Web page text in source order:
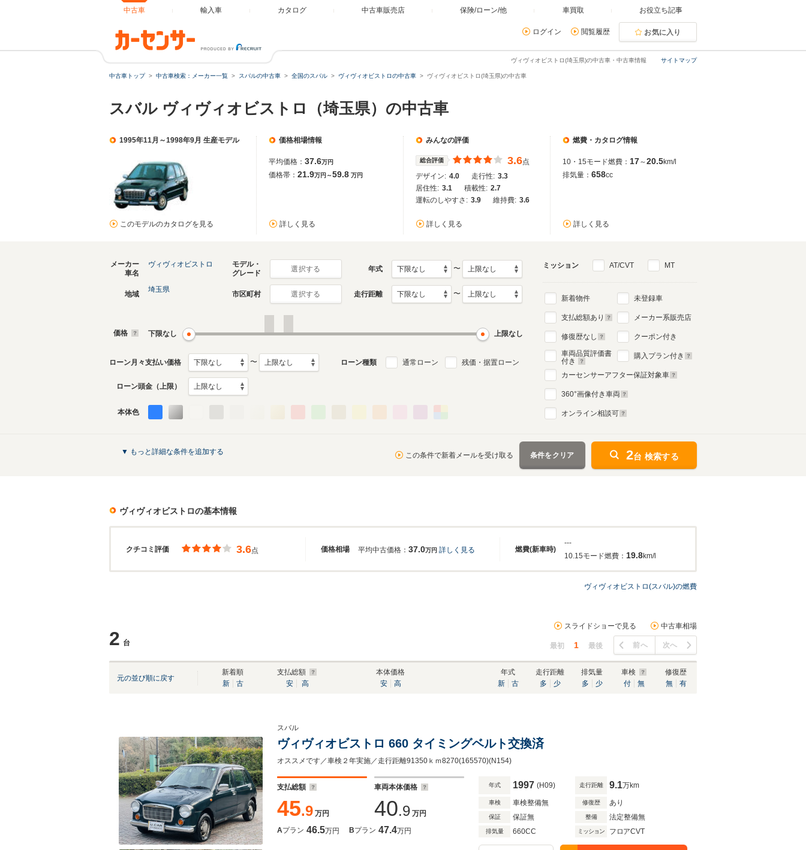
中古車 輸入車 カタログ 中古車販売店 保険/ローン/他 車買取 お役立ち記事
ログイン 閲覧履歴 お気に入り
サイトマップ
ヴィヴィオビストロ(埼玉県)の中古車・中古車情報
中古車トップ 中古車検索：メーカー一覧 スバルの中古車 全国のスバル ヴィヴィオビストロの中古車 ヴィヴィオビストロ(埼玉県)の中古車
スバル ヴィヴィオビストロ（埼玉県）の中古車
1995年11月～1998年9月 生産モデル
このモデルのカタログを見る
価格相場情報
平均価格： 37.6万円
価格帯： 21.9万円～59.8 万円
詳しく見る
みんなの評価
総合評価 3.6点
デザイン: 4.0 走行性: 3.3
居住性: 3.1 積載性: 2.7
運転のしやすさ: 3.9 維持費: 3.6
詳しく見る
燃費・カタログ情報
10・15モード燃費： 17～20.5km/l
排気量： 658cc
詳しく見る
メーカー
車名
ヴィヴィオビストロ
モデル・
グレード
選択する 年式 〜
地域
埼玉県
市区町村 選択する 走行距離 〜
価格 下限なし 上限なし
ローン月々支払い価格 〜 ローン種類 通常ローン 残価・据置ローン
ローン頭金（上限）
本体色
ミッション AT/CVT MT
新着物件
支払総額あり
修復歴なし
車両品質評価書
付き
未登録車
メーカー系販売店
クーポン付き
購入プラン付き
カーセンサーアフター保証対象車
360°画像付き車両
オンライン相談可
▼ もっと詳細な条件を追加する この条件で新着メールを受け取る 条件をクリア 2台 検索する
ヴィヴィオビストロの基本情報
クチコミ評価 価格相場 燃費(新車時)
3.6点 平均中古価格： 37.0万円 詳しく見る
---
10.15モード燃費： 19.8km/l
ヴィヴィオビストロ(スバル)の燃費
2 台
スライドショーで見る 中古車相場
最初 1 最後 前へ 次へ
元の並び順に戻す
新着順
新
古
支払総額
安
高
本体価格
安
高
年式
新
古
走行距離
多
少
排気量
多
少
車検
付
無
修復歴
無
有
スバル
ヴィヴィオビストロ 660 タイミングベルト交換済
オススメです／車検２年実施／走行距離91350ｋｍ8270(165570)(N154)
支払総額
45.9 万円
車両本体価格
40.9 万円
Aプラン 46.5万円 Bプラン 47.4万円
年式 1997 (H09) 走行距離 9.1万km
車検 車検整備無 修復歴 あり
保証 保証無 整備 法定整備無
排気量 660CC ミッション フロアCVT